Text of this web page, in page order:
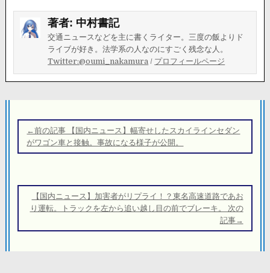
著者: 中村書記
交通ニュースなどを主に書くライター。三度の飯よりド
ライブが好き。法学系の人なのにすごく残念な人。
Twitter:@oumi_nakamura / プロフィールページ
稿
ナ
ー
シ
ョ
←前の記事 【国内ニュース】幅寄せしたスカイラインセダン
がワゴン車と接触。事故になる様子が公開。
【国内ニュース】加害者がリプライ！？東名高速道路であお
り運転。トラックを左から追い越し目の前でブレーキ。 次の
記事→